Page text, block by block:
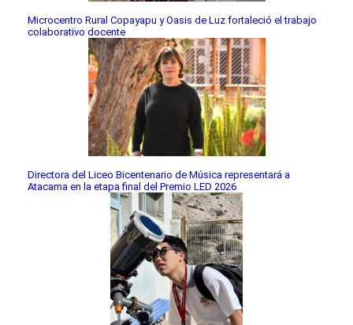
Microcentro Rural Copayapu y Oasis de Luz fortaleció el trabajo
colaborativo docente
Directora del Liceo Bicentenario de Música representará a
Atacama en la etapa final del Premio LED 2026